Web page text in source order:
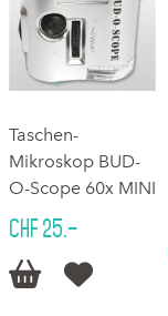
Taschen-
Mikroskop BUD-
O-Scope 60x MINI
CHF 25.–
 